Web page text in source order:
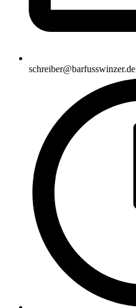
schreiber@barfusswinzer.de